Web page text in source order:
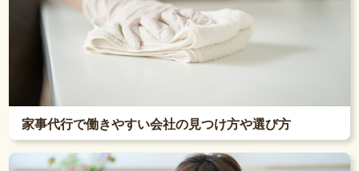
家事代行で働きやすい会社の見つけ方や選び方